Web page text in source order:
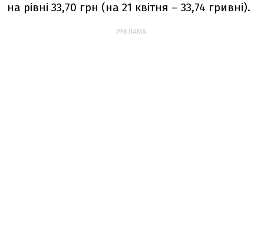
на рівні 33,70 грн (на 21 квітня – 33,74 гривні).
РЕКЛАМА: